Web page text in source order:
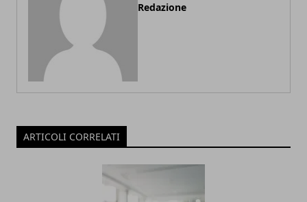
Redazione
ARTICOLI CORRELATI